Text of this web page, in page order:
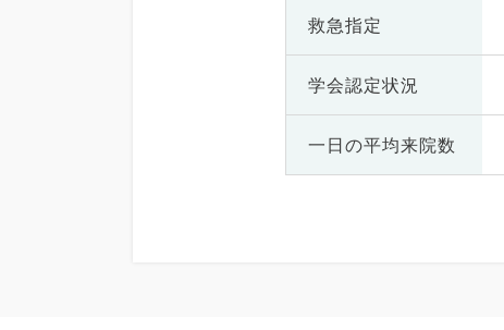
救急指定
学会認定状況
一日の平均来院数